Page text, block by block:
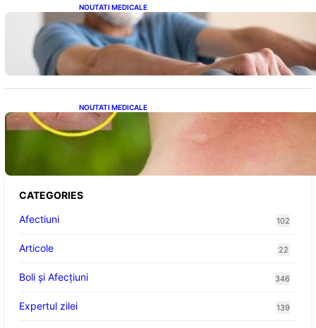
NOUTATI MEDICALE
Îmbunătățirea sănătății cardiovasculare:
Patru exerciții simple pentru reducerea
tensiunii arteriale la domiciliu
NOUTATI MEDICALE
Cum bacteriile pielii influențează atracția
țânțarilor: O nouă viziune asupra alegerii
CATEGORIES
Afectiuni
102
Articole 22
Boli și Afecțiuni 346
Expertul zilei 139